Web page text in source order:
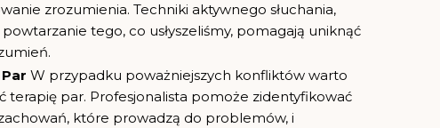
zrozumienia. Techniki aktywnego słuchania,
tego, co usłyszeliśmy, pomagają uniknąć
W przypadku poważniejszych konfliktów warto
terapię par. Profesjonalista pomoże zidentyfikować
które prowadzą do problemów, i